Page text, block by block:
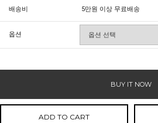
배송비 5만원 이상 무료배송
옵션
BUY IT NOW
ADD TO CART